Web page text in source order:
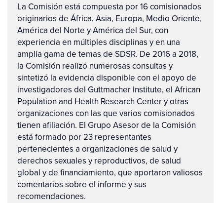
La Comisión está compuesta por 16 comisionados
originarios de África, Asia, Europa, Medio Oriente,
América del Norte y América del Sur, con
experiencia en múltiples disciplinas y en una
amplia gama de temas de SDSR. De 2016 a 2018,
la Comisión realizó numerosas consultas y
sintetizó la evidencia disponible con el apoyo de
investigadores del Guttmacher Institute, el African
Population and Health Research Center y otras
organizaciones con las que varios comisionados
tienen afiliación. El Grupo Asesor de la Comisión
está formado por 23 representantes
pertenecientes a organizaciones de salud y
derechos sexuales y reproductivos, de salud
global y de financiamiento, que aportaron valiosos
comentarios sobre el informe y sus
recomendaciones.